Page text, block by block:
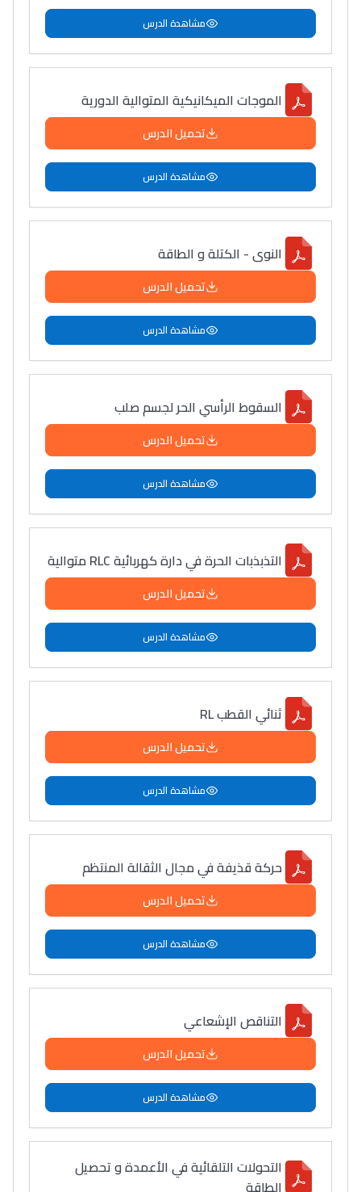
مشاهدة الدرس
الموجات الميكانيكية المتوالية الدورية
تحميل الدرس
مشاهدة الدرس
النوى - الكتلة و الطاقة
تحميل الدرس
مشاهدة الدرس
السقوط الرأسي الحر لجسم صلب
تحميل الدرس
مشاهدة الدرس
التذبذبات الحرة في دارة كهربائية RLC متوالية
تحميل الدرس
مشاهدة الدرس
ثنائي القطب RL
تحميل الدرس
مشاهدة الدرس
حركة قذيفة في مجال الثقالة المنتظم
تحميل الدرس
مشاهدة الدرس
التناقص الإشعاعي
تحميل الدرس
مشاهدة الدرس
التحولات التلقائية في الأعمدة و تحصيل
الطاقة